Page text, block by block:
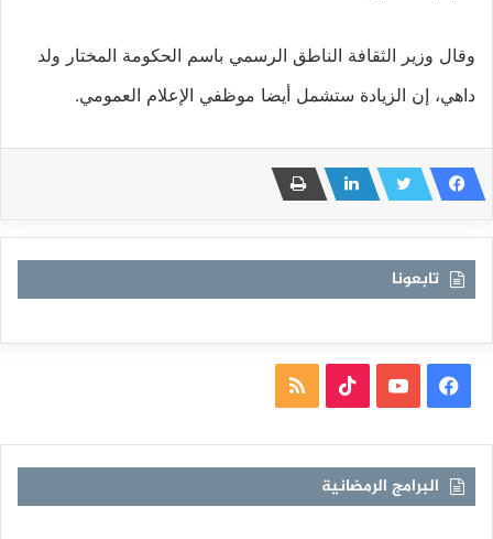
وقال وزير الثقافة الناطق الرسمي باسم الحكومة المختار ولد
داهي، إن الزيادة ستشمل أيضا موظفي الإعلام العمومي.
تابعونا
فيسبوكيوتيوب TikTokملخص
RSS
البرامج الرمضانية